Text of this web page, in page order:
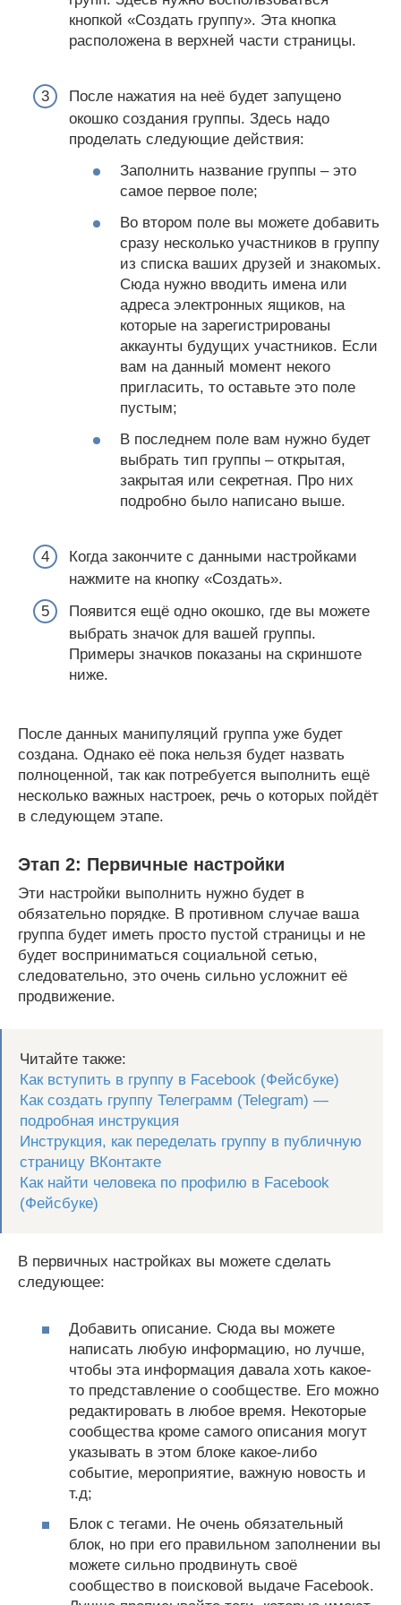
кнопкой «Создать группу». Эта кнопка
расположена в верхней части страницы.
После нажатия на неё будет запущено
окошко создания группы. Здесь надо
проделать следующие действия:
Заполнить название группы – это
самое первое поле;
Во втором поле вы можете добавить
сразу несколько участников в группу
из списка ваших друзей и знакомых.
Сюда нужно вводить имена или
адреса электронных ящиков, на
которые на зарегистрированы
аккаунты будущих участников. Если
вам на данный момент некого
пригласить, то оставьте это поле
пустым;
В последнем поле вам нужно будет
выбрать тип группы – открытая,
закрытая или секретная. Про них
подробно было написано выше.
Когда закончите с данными настройками
нажмите на кнопку «Создать».
Появится ещё одно окошко, где вы можете
выбрать значок для вашей группы.
Примеры значков показаны на скриншоте
ниже.
После данных манипуляций группа уже будет
создана. Однако её пока нельзя будет назвать
полноценной, так как потребуется выполнить ещё
несколько важных настроек, речь о которых пойдёт
в следующем этапе.
Этап 2: Первичные настройки
Эти настройки выполнить нужно будет в
обязательно порядке. В противном случае ваша
группа будет иметь просто пустой страницы и не
будет восприниматься социальной сетью,
следовательно, это очень сильно усложнит её
продвижение.
Читайте также:
Как вступить в группу в Facebook (Фейсбуке)
Как создать группу Телеграмм (Telegram) —
подробная инструкция
Инструкция, как переделать группу в публичную
страницу ВКонтакте
Как найти человека по профилю в Facebook
(Фейсбуке)
В первичных настройках вы можете сделать
следующее:
Добавить описание. Сюда вы можете
написать любую информацию, но лучше,
чтобы эта информация давала хоть какое-
то представление о сообществе. Его можно
редактировать в любое время. Некоторые
сообщества кроме самого описания могут
указывать в этом блоке какое-либо
событие, мероприятие, важную новость и
т.д;
Блок с тегами. Не очень обязательный
блок, но при его правильном заполнении вы
можете сильно продвинуть своё
сообщество в поисковой выдаче Facebook.